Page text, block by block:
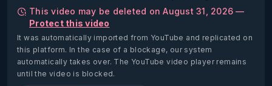
This video may be deleted on August 31, 2026 —
Protect this video
It was automatically imported from YouTube and replicated on
this platform. In the case of a blockage, our system
automatically takes over. The YouTube video player remains
until the video is blocked.